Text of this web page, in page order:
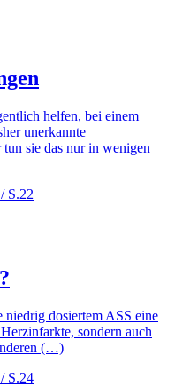
helfen, bei einem
unerkannte
sie das nur in wenigen
S.22
niedrig dosiertem ASS eine
sondern auch
(…)
S.24